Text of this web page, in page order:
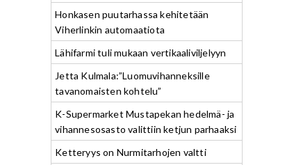
Honkasen puutarhassa kehitetään
Viherlinkin automaatiota
Lähifarmi tuli mukaan vertikaaliviljelyyn
Jetta Kulmala:”Luomuvihanneksille
tavanomaisten kohtelu”
K-Supermarket Mustapekan hedelmä- ja
vihannesosasto valittiin ketjun parhaaksi
Ketteryys on Nurmitarhojen valtti